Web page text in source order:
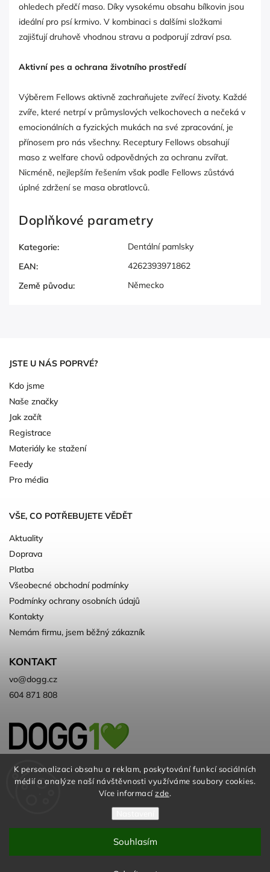
K personalizaci obsahu a reklam, poskytování funkcí sociálních
médií a analýze naší návštěvnosti využíváme soubory cookies.
Více informacízde.
Souhlasím
ohledech předčí maso. Díky vysokému obsahu bílkovin jsou
ideální pro psí krmivo. V kombinaci s dalšími složkami
zajišťují druhově vhodnou stravu a podporují zdraví psa.
Aktivní pes a ochrana životního prostředí
Výběrem Fellows aktivně zachraňujete zvířecí životy. Každé
zvíře, které netrpí v průmyslových velkochovech a nečeká v
emocionálních a fyzických mukách na své zpracování, je
přínosem pro nás všechny. Receptury Fellows obsahují
maso z welfare chovů odpovědných za ochranu zvířat.
Nicméně, nejlepším řešením však podle Fellows zůstává
úplné zdržení se masa obratlovců.
Doplňkové parametry
Kategorie:
Dentální pamlsky
EAN:
4262393971862
Země původu: Německo
JSTE U NÁS POPRVÉ?
Kdo jsme
Naše značky
Jak začít
Registrace
Materiály ke stažení
Feedy
Pro média
VŠE, CO POTŘEBUJETE VĚDĚT
Aktuality
Doprava
Platba
Všeobecné obchodní podmínky
Podmínky ochrany osobních údajů
Kontakty
Nemám firmu, jsem běžný zákazník
KONTAKT
vo@dogg.cz
604 871 808
Velkoobchod kvalitních a ♻️eko
chovatelských potřeb. Už 10 let